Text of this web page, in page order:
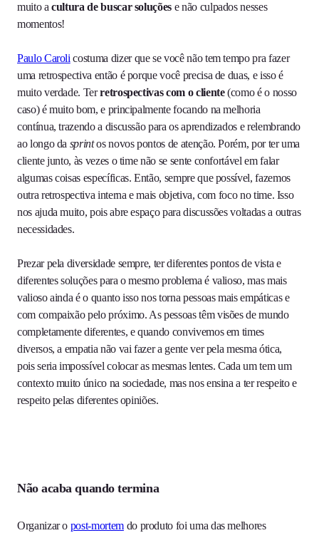
muito acultura de buscar soluções e não culpados nesses
momentos!
Paulo Caroli costuma dizer que se você não tem tempo pra fazer
uma retrospectiva então é porque você precisa de duas, e isso é
muito verdade. Terretrospectivas com o cliente(como é o nosso
caso) é muito bom, e principalmente focando na melhoria
contínua, trazendo a discussão para os aprendizados e relembrando
ao longo da sprintos novos pontos de atenção. Porém, por ter uma
cliente junto, às vezes o time não se sente confortável em falar
algumas coisas específicas. Então, sempre que possível, fazemos
outra retrospectiva interna e mais objetiva, com foco no time. Isso
nos ajuda muito, pois abre espaço para discussões voltadas a outras
necessidades.
Prezar pela diversidade sempre, ter diferentes pontos de vista e
diferentes soluções para o mesmo problema é valioso, mas mais
valioso ainda é o quanto isso nos torna pessoas mais empáticas e
com compaixão pelo próximo. As pessoas têm visões de mundo
completamente diferentes, e quando convivemos em times
diversos, a empatia não vai fazer a gente ver pela mesma ótica,
pois seria impossível colocar as mesmas lentes. Cada um tem um
contexto muito único na sociedade, mas nos ensina a ter respeito e
respeito pelas diferentes opiniões.
Não acaba quando termina
Organizar o post-mortemdo produto foi uma das melhores